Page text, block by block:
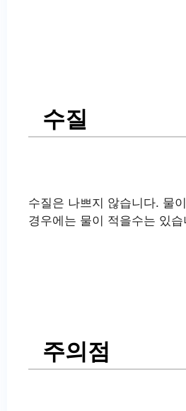
수질
수질은 나쁘지 않습니다. 물
경우에는 물이 적을수는 있습
주의점